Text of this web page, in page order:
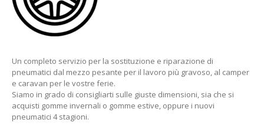
Un completo servizio per la sostituzione e riparazione di
pneumatici dal mezzo pesante per il lavoro più gravoso, al camper
e caravan per le vostre ferie.
Siamo in grado di consigliarti sulle giuste dimensioni, sia che si
acquisti gomme invernali o gomme estive, oppure i nuovi
pneumatici 4 stagioni.